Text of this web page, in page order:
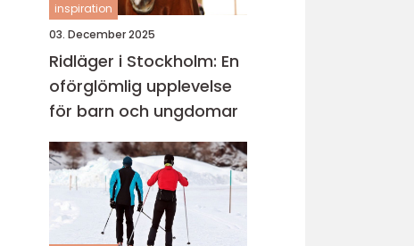
inspiration
03. December 2025
Ridläger i Stockholm: En
oförglömlig upplevelse
för barn och ungdomar